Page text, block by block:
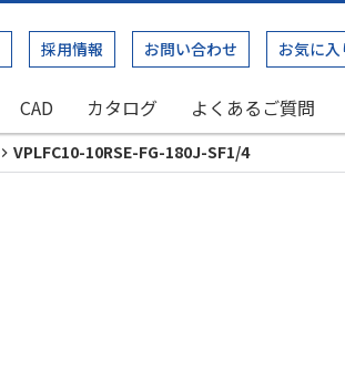
採用情報 お問い合わせ お気に入
CAD カタログ よくあるご質問
VPLFC10-10RSE-FG-180J-SF1/4